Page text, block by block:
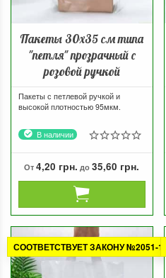
Пакеты 30х35 см типа
"петля" прозрачный с
розовой ручкой
Пакеты с петлевой ручкой и
высокой плотностью 95мкм.
В наличии
От4,20 грн. до35,60 грн.
СООТВЕТСТВУЕТ ЗАКОНУ №2051-1